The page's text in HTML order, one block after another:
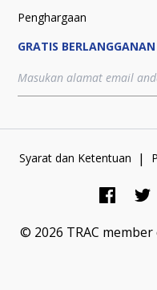
Penghargaan
GRATIS
Syarat dan Ketentuan |
© 2026 TRAC member